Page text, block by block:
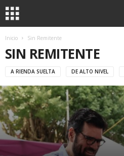
Inicio Sin Remitente
SIN REMITENTE
A RIENDA SUELTA DE ALTO NIVEL